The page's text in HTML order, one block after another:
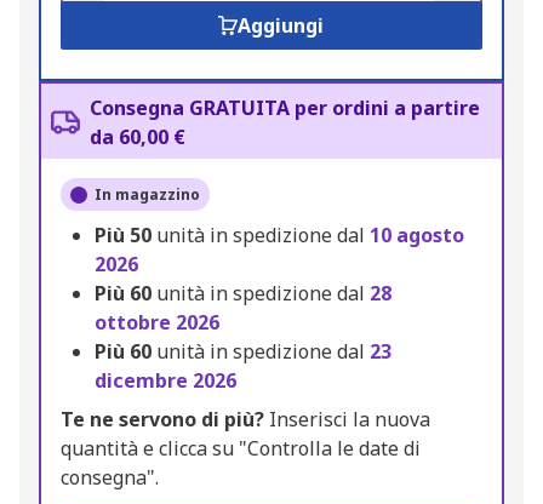
Aggiungi
Consegna GRATUITA per ordini a partire
da 60,00 €
In magazzino
Più 50 unità in spedizione dal 10 agosto
2026
Più 60 unità in spedizione dal 28
ottobre 2026
Più 60 unità in spedizione dal 23
dicembre 2026
Te ne servono di più? Inserisci la nuova
quantità e clicca su "Controlla le date di
consegna".